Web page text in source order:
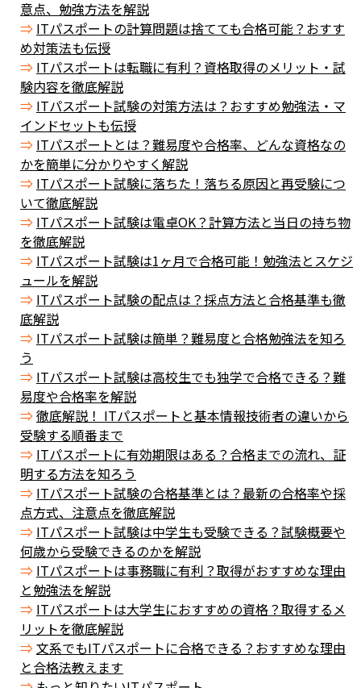
意点、勉強方法を解説
ITパスポートの計算問題は捨てても合格可能？おすす
め対策法も伝授
ITパスポートは転職に有利？資格取得のメリット・試
験内容を徹底解説
ITパスポート試験の対策方法は？おすすめ勉強法・マ
インドセットも伝授
ITパスポートとは？難易度や合格率、どんな資格なの
かを簡単に分かりやすく解説
ITパスポート試験に落ちた！落ちる原因と再受験につ
いて徹底解説
ITパスポート試験は電卓OK？計算方法と当日の持ち物
を徹底解説
ITパスポート試験は1ヶ月で合格可能！勉強法とスケジ
ュールを解説
ITパスポート試験の配点は？採点方法と合格基準も徹
底解説
ITパスポート試験は簡単？難易度と合格勉強法を知ろ
う
ITパスポート試験は高校生でも独学で合格できる？難
易度や合格率を解説
徹底解説！ ITパスポートと基本情報技術者の違いから
受験する順番まで
ITパスポートに有効期限はある？合格までの流れ、証
明する方法を知ろう
ITパスポート試験の合格基準とは？最新の合格率や採
点方式、注意点を徹底解説
ITパスポート試験は中学生も受験できる？試験概要や
何歳から受験できるのかを解説
ITパスポートは事務職に有利？取得がおすすめな理由
と勉強法を解説
ITパスポートは大学生におすすめの資格？取得するメ
リットを徹底解説
文系でもITパスポートに合格できる？おすすめな理由
と合格法教えます